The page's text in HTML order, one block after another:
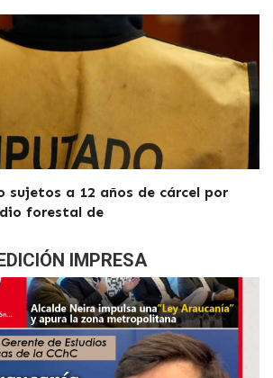
sujetos a 12 años de cárcel por
forestal de
IMPRESA